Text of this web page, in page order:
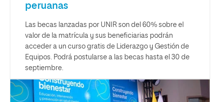
peruanas
Las becas lanzadas por UNIR son del 60% sobre el
valor de la matrícula y sus beneficiarias podrán
acceder a un curso gratis de Liderazgo y Gestión de
Equipos. Podrá postularse a las becas hasta el 30 de
septiembre.